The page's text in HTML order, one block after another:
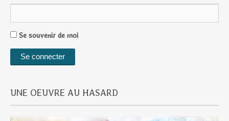
Se souvenir de moi
UNE OEUVRE AU HASARD